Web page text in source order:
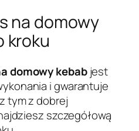
na domowy
kroku
domowy kebabjest
i gwarantuje
tym z dobrej
szczegółową